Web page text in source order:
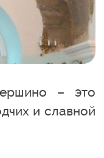
– это
и славной